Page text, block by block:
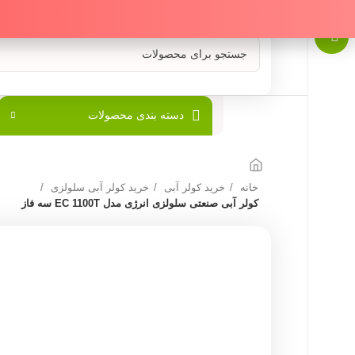
دسته بندی محصولات
خانه خرید کولر آبی
خرید کولر آبی سلولزی
کولر آبی صنعتی سلولزی انرژی مدل EC 1100T سه فاز